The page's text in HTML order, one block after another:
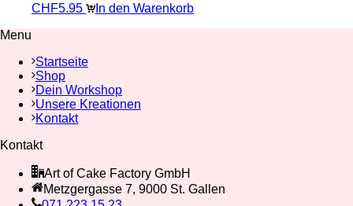
CHF5.95
In den Warenkorb
Menu
Startseite
Shop
Dein Workshop
Unsere Kreationen
Kontakt
Kontakt
Art of Cake Factory GmbH
Metzgergasse 7, 9000 St. Gallen